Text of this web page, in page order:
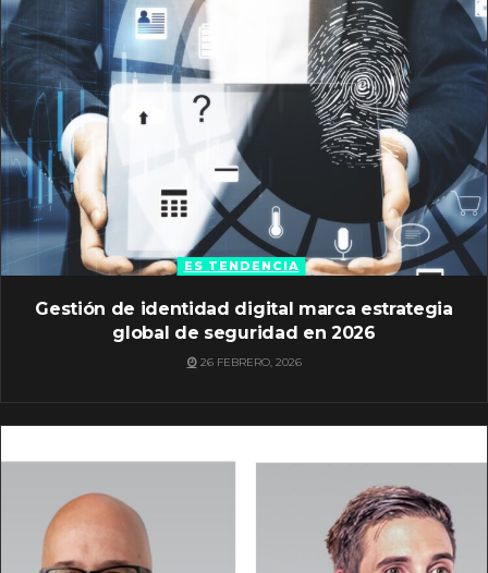
ES TENDENCIA
Gestión de identidad digital marca estrategia
global de seguridad en 2026
26 FEBRERO, 2026